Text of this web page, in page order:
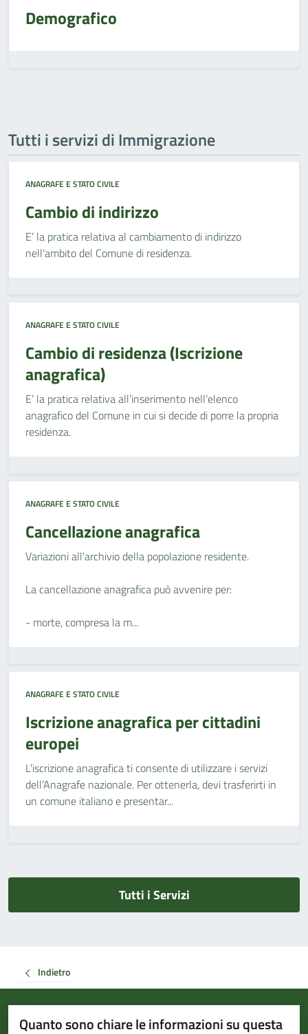
Demografico
Tutti i servizi di Immigrazione
ANAGRAFE E STATO CIVILE
Cambio di indirizzo
E’ la pratica relativa al cambiamento di indirizzo
nell’ambito del Comune di residenza.
ANAGRAFE E STATO CIVILE
Cambio di residenza (Iscrizione
anagrafica)
E’ la pratica relativa all’inserimento nell’elenco
anagrafico del Comune in cui si decide di porre la propria
residenza.
ANAGRAFE E STATO CIVILE
Cancellazione anagrafica
Variazioni all'archivio della popolazione residente.
La cancellazione anagrafica può avvenire per:
- morte, compresa la m...
ANAGRAFE E STATO CIVILE
Iscrizione anagrafica per cittadini
europei
L’iscrizione anagrafica ti consente di utilizzare i servizi
dell’Anagrafe nazionale. Per ottenerla, devi trasferirti in
un comune italiano e presentar...
Tutti i Servizi
Indietro
Quanto sono chiare le informazioni su questa